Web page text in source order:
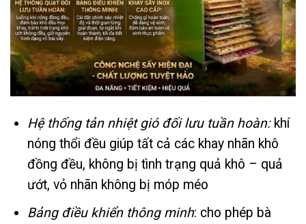
Hệ thống tản nhiệt gió đối lưu tuần hoàn:khí
nóng thổi đều giúp tất cả các khay nhãn khô
đồng đều, không bị tình trạng quả khô – quả
ướt, vỏ nhãn không bị móp méo
Bảng điều khiển thông minh: cho phép bà